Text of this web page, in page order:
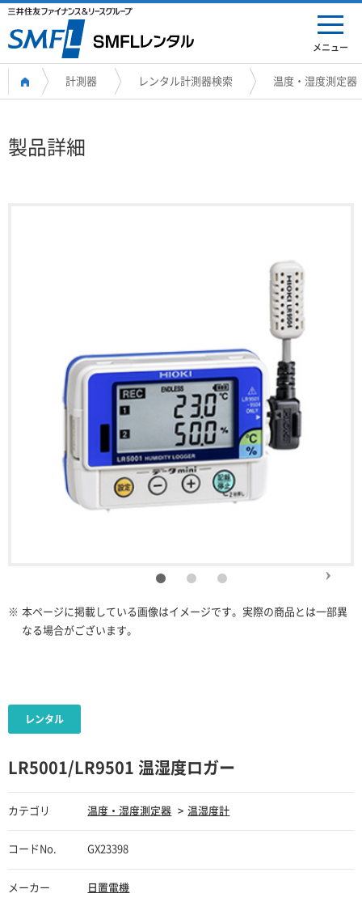
メニュー
計測器 レンタル計測器検索 温度・湿度測定器
製品詳細
※ 本ページに掲載している画像はイメージです。実際の商品とは一部異
なる場合がございます。
LR5001/LR9501 温湿度ロガー
カテゴリ 温度・湿度測定器 温湿度計
コードNo. GX23398
メーカー 日置電機